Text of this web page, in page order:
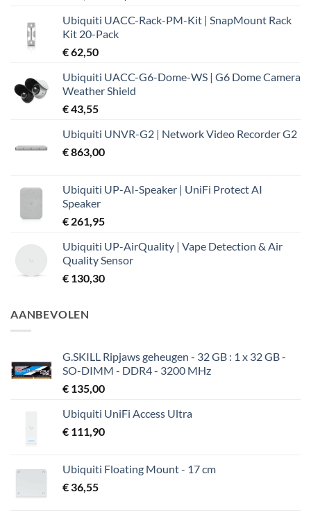
was:
€ 37,99.
is:
Ubiquiti UACC-Rack-PM-Kit | SnapMount Rack
Kit 20-Pack
€62,50
Ubiquiti UACC-G6-Dome-WS | G6 Dome Camera
Weather Shield
€43,55
Ubiquiti UNVR-G2 | Network Video Recorder G2
€863,00
Ubiquiti UP-AI-Speaker | UniFi Protect AI
Speaker
€ 261,95
Ubiquiti UP-AirQuality | Vape Detection & Air
Quality Sensor
€ 130,30
AANBEVOLEN
G.SKILL Ripjaws geheugen - 32 GB : 1 x 32 GB -
SO-DIMM - DDR4 - 3200 MHz
€ 135,00
Ubiquiti UniFi Access Ultra
€ 111,90
Ubiquiti Floating Mount - 17 cm
€ 36,55